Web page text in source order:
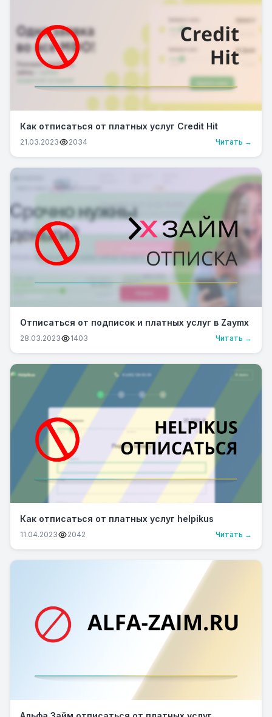
Как отписаться от платных услуг Credit Hit
21.03.2023 2034 Читать →
Отписаться от подписок и платных услуг в Zaymx
28.03.2023 1403 Читать →
Как отписаться от платных услуг helpikus
11.04.2023 2042 Читать →